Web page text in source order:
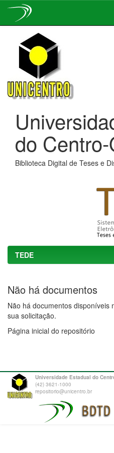
navigation
do
Biblioteca Digital de Teses e
TEDE
Não há documentos
Não há documentos disponíveis
sua solicitação.
Página inicial do repositório
Universidade Estadual do
(42) 3621-1000
repositorio@unicentro.br